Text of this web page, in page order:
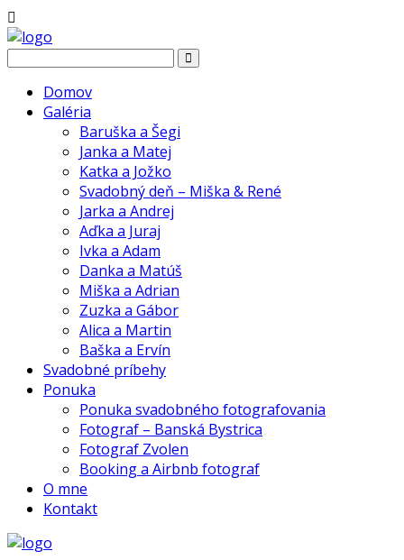
Domov
Galéria
Baruška a Šegi
Janka a Matej
Katka a Jožko
Svadobný deň – Miška & René
Jarka a Andrej
Aďka a Juraj
Ivka a Adam
Danka a Matúš
Miška a Adrian
Zuzka a Gábor
Alica a Martin
Baška a Ervín
Svadobné príbehy
Ponuka
Ponuka svadobného fotografovania
Fotograf – Banská Bystrica
Fotograf Zvolen
Booking a Airbnb fotograf
O mne
Kontakt